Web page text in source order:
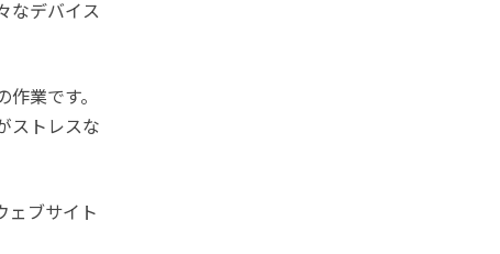
なデバイス
業です。
ストレスな
ェブサイト